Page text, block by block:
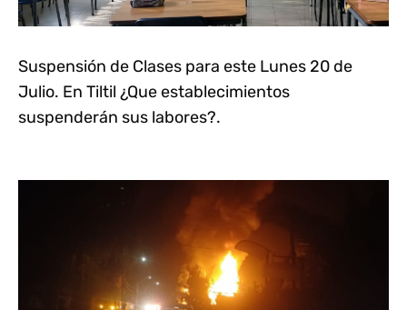
Suspensión de Clases para este Lunes 20 de
Julio. En Tiltil ¿Que establecimientos
suspenderán sus labores?.